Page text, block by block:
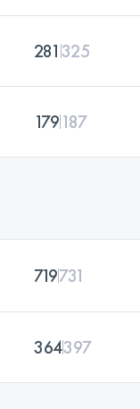
281325
179187
719731
364397